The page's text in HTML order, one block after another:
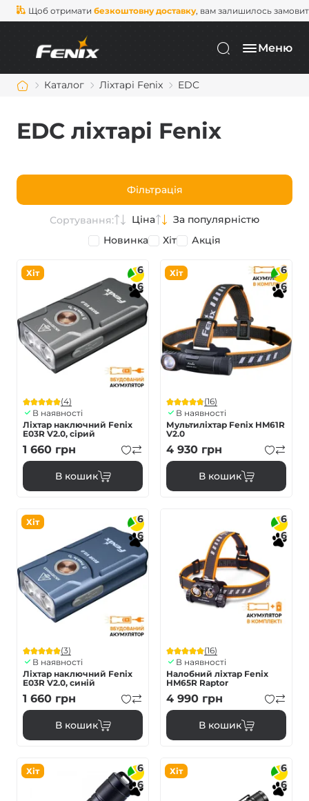
Щоб отримати безкоштовну доставку, вам залишилось
Меню
Каталог Ліхтарі Fenix EDC
EDC ліхтарі Fenix
Фільтрація
Сортування: Ціна
За популярністю
Новинка
Хіт Акція
Хіт
6
6
(4)
В наявності
Ліхтар наключний Fenix
E03R V2.0, сірий
1 660 грн
В кошик
Хіт
6
6
(16)
В наявності
Мультиліхтар Fenix HM61R
V2.0
4 930 грн
В кошик
Хіт
6
6
(3)
В наявності
Ліхтар наключний Fenix
E03R V2.0, синій
1 660 грн
В кошик
6
6
(16)
В наявності
Налобний ліхтар Fenix
HM65R Raptor
4 990 грн
В кошик
Хіт
6
6
Хіт
6
6